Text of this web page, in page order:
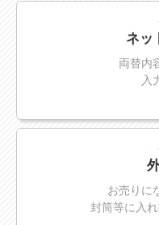
ネッ
両替内
入
お売りに
封筒等に入